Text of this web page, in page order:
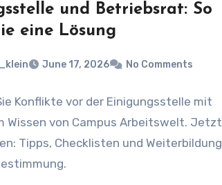
und Betriebsrat: So
eine Lösung
June 17, 2026 No Comments
Konflikte vor der Einigungsstelle mit
Wissen von Campus Arbeitswelt. Jetzt
Tipps, Checklisten und Weiterbildung